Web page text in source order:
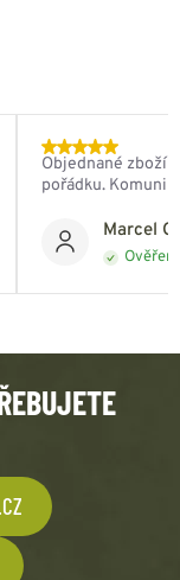
Marcel
Objednané zboží
pořádku.